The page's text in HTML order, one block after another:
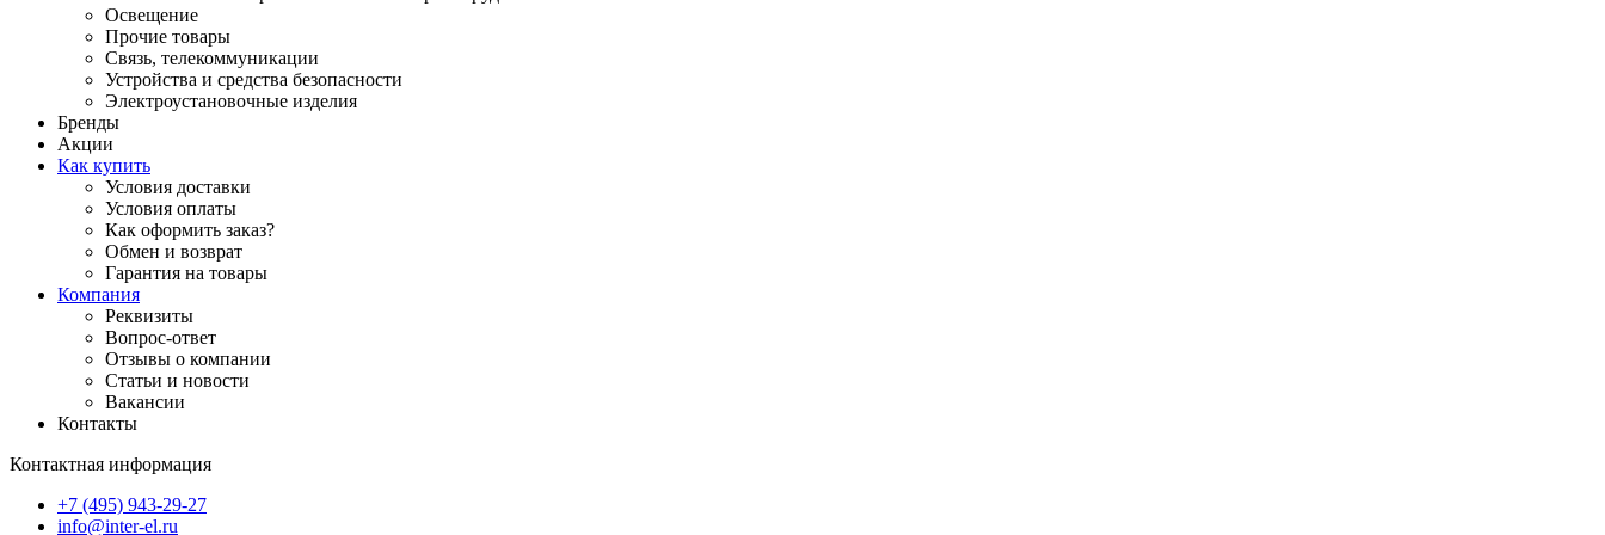
Освещение
Прочие товары
Связь, телекоммуникации
Устройства и средства безопасности
Электроустановочные изделия
Бренды
Акции
Как купить
Условия доставки
Условия оплаты
Как оформить заказ?
Обмен и возврат
Гарантия на товары
Компания
Реквизиты
Вопрос-ответ
Отзывы о компании
Статьи и новости
Вакансии
Контакты
Контактная информация
+7 (495) 943-29-27
info@inter-el.ru